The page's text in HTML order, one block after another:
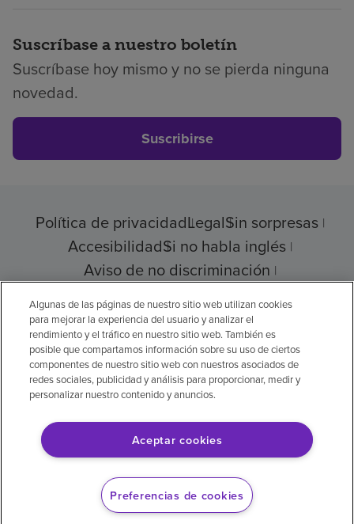
Suscríbase a nuestro boletín
Suscríbase hoy mismo y no se pierda ninguna
novedad.
Suscribirse
Política de privacidadLegalSin sorpresas
AccesibilidadSi no habla inglés
Aviso de no discriminación
© 2026 Encompass Health Corporation
Preferencias de cookies
Aviso legal: Se tradujo con la ayuda de
inteligencia artificial (IA). La versión en inglés
es la versión oficial.
Algunas de las páginas de nuestro sitio web utilizan cookies
para mejorar la experiencia del usuario y analizar el
rendimiento y el tráfico en nuestro sitio web. También es
posible que compartamos información sobre su uso de ciertos
componentes de nuestro sitio web con nuestros asociados de
redes sociales, publicidad y análisis para proporcionar, medir y
personalizar nuestro contenido y anuncios.
Aceptar cookies
Preferencias de cookies